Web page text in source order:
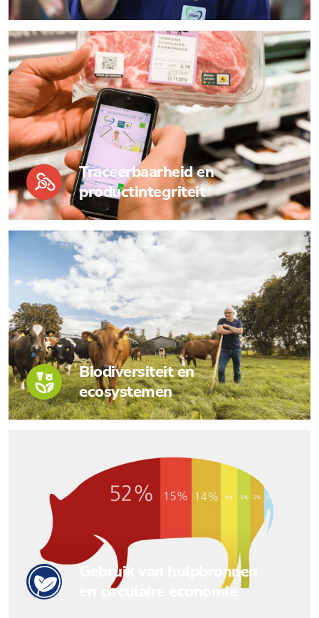
Traceerbaarheid en
productintegriteit
Biodiversiteit en
ecosystemen
Gebruik van hulpbronnen
en circulaire economie